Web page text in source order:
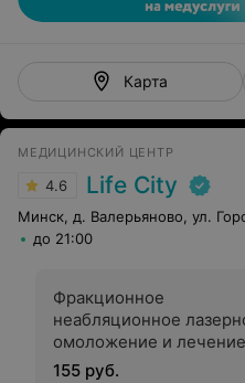
Карта
МЕДИЦИНСКИЙ ЦЕНТР
4.6 Life City
Минск, д. Валерьяново, ул.
до 21:00
Фракционное
неабляционное
омоложение и
лица
155 руб.